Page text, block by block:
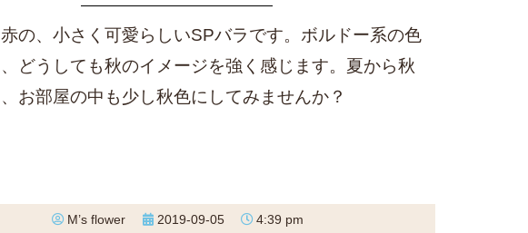
の、小さく可愛らしいSPバラです。ボルドー系の色
どうしても秋のイメージを強く感じます。夏から秋
お部屋の中も少し秋色にしてみませんか？
M’s flower 2019-09-05 4:39 pm